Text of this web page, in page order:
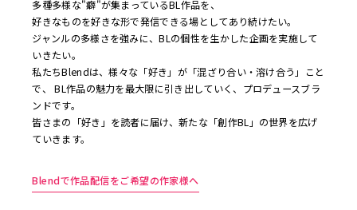
多種多様な"癖"が集まっているBL作品を、
好きなものを好きな形で発信できる場としてあり続けたい。
ジャンルの多様さを強みに、BLの個性を生かした企画を実施して
いきたい。
私たちBlendは、様々な「好き」が「混ざり合い・溶け合う」こと
で、 BL作品の魅力を最大限に引き出していく、プロデュースブラ
ンドです。
皆さまの「好き」を読者に届け、新たな「創作BL」の世界を広げ
ていきます。
Blendで作品配信をご希望の作家様へ